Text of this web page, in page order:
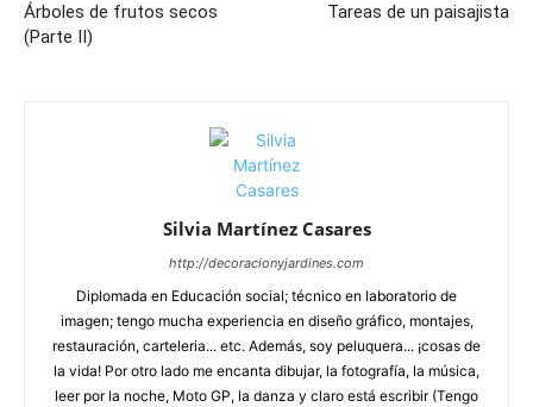
Árboles de frutos secos
(Parte II)
Tareas de un paisajista
Silvia Martínez Casares
http://decoracionyjardines.com
Diplomada en Educación social; técnico en laboratorio de
imagen; tengo mucha experiencia en diseño gráfico, montajes,
restauración, carteleria... etc. Además, soy peluquera... ¡cosas de
la vida! Por otro lado me encanta dibujar, la fotografía, la música,
leer por la noche, Moto GP, la danza y claro está escribir (Tengo